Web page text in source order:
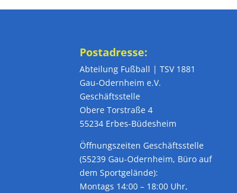
Postadresse:
Abteilung Fußball | TSV 1881
Gau-Odernheim e.V.
Geschäftsstelle
Obere Torstraße 4
55234 Erbes-Büdesheim
Öffnungszeiten Geschäftsstelle
(55239 Gau-Odernheim, Büro auf
dem Sportgelände):
Montags 14:00 – 18:00 Uhr,